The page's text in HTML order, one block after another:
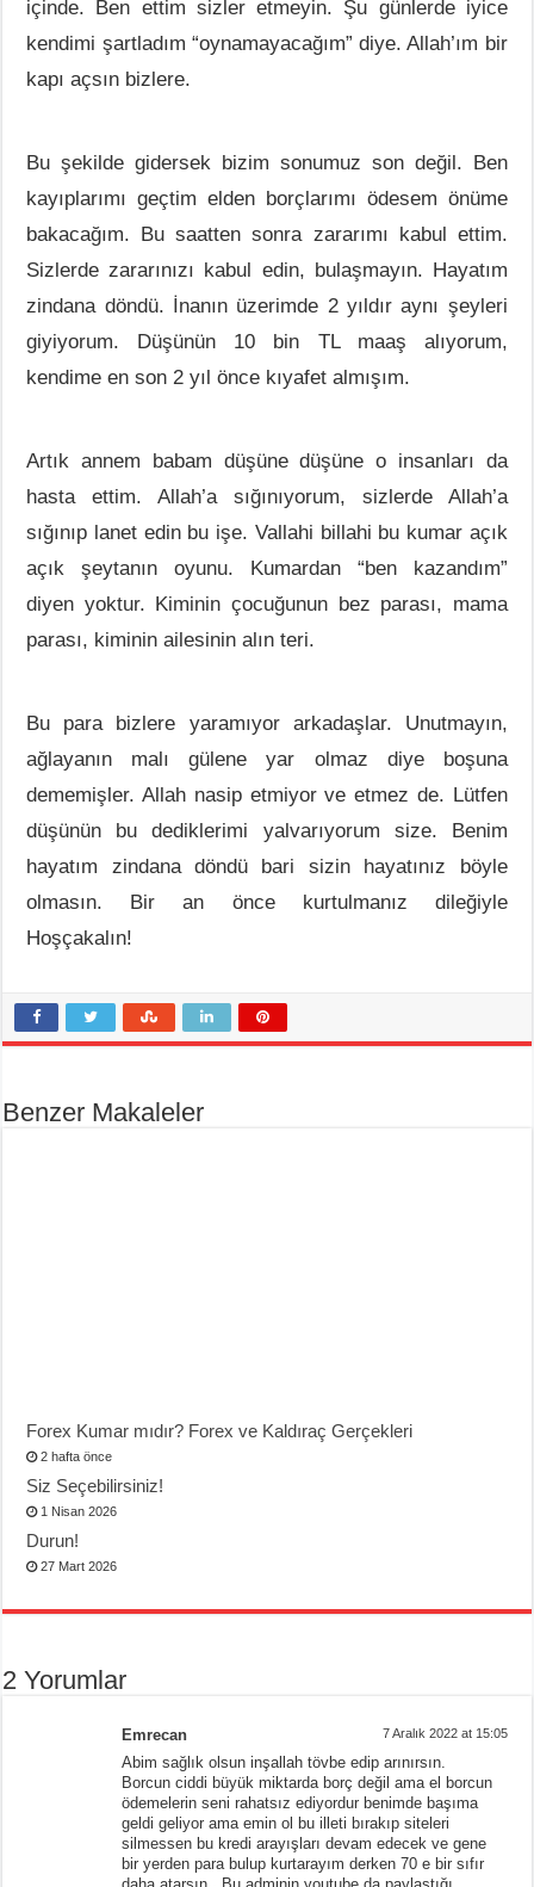
içinde. Ben ettim sizler etmeyin. Şu günlerde iyice
kendimi şartladım “oynamayacağım” diye. Allah’ım bir
kapı açsın bizlere.
Bu şekilde gidersek bizim sonumuz son değil. Ben
kayıplarımı geçtim elden borçlarımı ödesem önüme
bakacağım. Bu saatten sonra zararımı kabul ettim.
Sizlerde zararınızı kabul edin, bulaşmayın. Hayatım
zindana döndü. İnanın üzerimde 2 yıldır aynı şeyleri
giyiyorum. Düşünün 10 bin TL maaş alıyorum,
kendime en son 2 yıl önce kıyafet almışım.
Artık annem babam düşüne düşüne o insanları da
hasta ettim. Allah’a sığınıyorum, sizlerde Allah’a
sığınıp lanet edin bu işe. Vallahi billahi bu kumar açık
açık şeytanın oyunu. Kumardan “ben kazandım”
diyen yoktur. Kiminin çocuğunun bez parası, mama
parası, kiminin ailesinin alın teri.
Bu para bizlere yaramıyor arkadaşlar. Unutmayın,
ağlayanın malı gülene yar olmaz diye boşuna
dememişler. Allah nasip etmiyor ve etmez de. Lütfen
düşünün bu dediklerimi yalvarıyorum size. Benim
hayatım zindana döndü bari sizin hayatınız böyle
olmasın. Bir an önce kurtulmanız dileğiyle
Hoşçakalın!
Benzer Makaleler
Forex Kumar mıdır? Forex ve Kaldıraç Gerçekleri
2 hafta önce
Siz Seçebilirsiniz!
1 Nisan 2026
Durun!
27 Mart 2026
2 Yorumlar
Emrecan 7 Aralık 2022 at 15:05
Abim sağlık olsun inşallah tövbe edip arınırsın.
Borcun ciddi büyük miktarda borç değil ama el borcun
ödemelerin seni rahatsız ediyordur benimde başıma
geldi geliyor ama emin ol bu illeti bırakıp siteleri
silmessen bu kredi arayışları devam edecek ve gene
bir yerden para bulup kurtarayım derken 70 e bir sıfır